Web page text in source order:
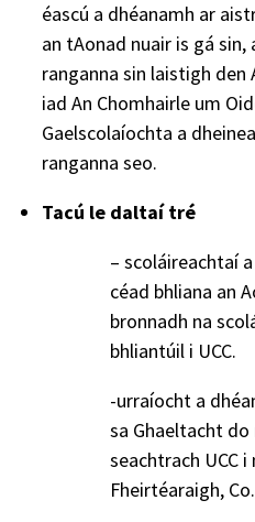
éascú a dhéanamh ar
an tAonad nuair is gá
ranganna sin laistigh
iad An Chomhairle um
Gaelscolaíochta a
ranganna seo.
Tacú le daltaí tré
– scoláireachtaí
céad bhliana an
bronnadh na
bhliantúil i UCC.
-urraíocht a
sa Ghaeltacht
seachtrach UCC i
Fheirtéaraigh,